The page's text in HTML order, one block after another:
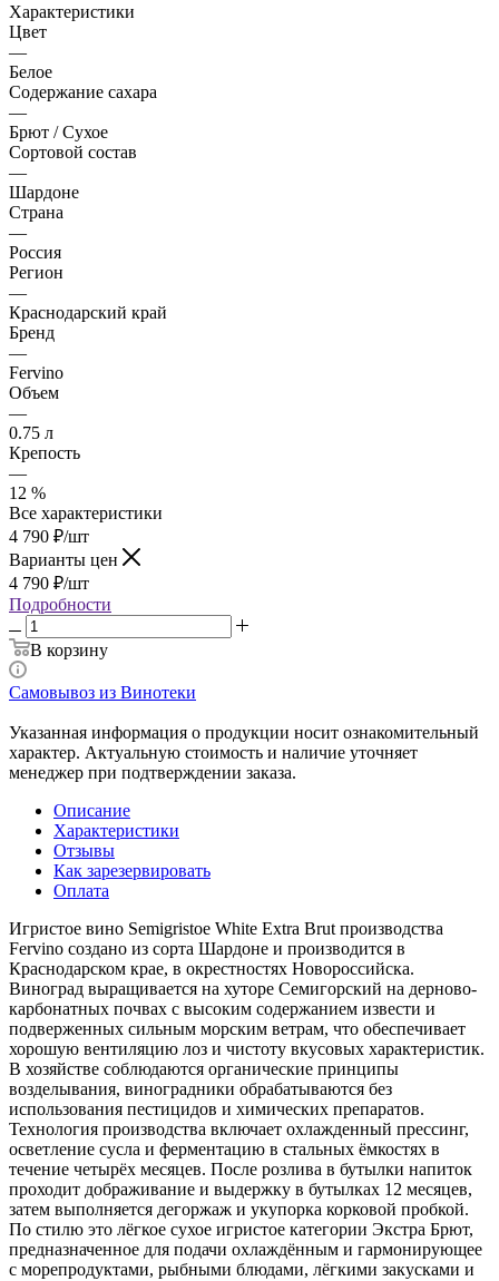
Характеристики
Цвет
—
Белое
Содержание сахара
—
Брют / Сухое
Сортовой состав
—
Шардоне
Страна
—
Россия
Регион
—
Краснодарский край
Бренд
—
Fervino
Объем
—
0.75 л
Крепость
—
12 %
Все характеристики
4 790 ₽/шт
Варианты цен
4 790 ₽/шт
Подробности
В корзину
Самовывоз из Винотеки
Указанная информация о продукции носит ознакомительный
характер. Актуальную стоимость и наличие уточняет
менеджер при подтверждении заказа.
Описание
Характеристики
Отзывы
Как зарезервировать
Оплата
Игристое вино Semigristoe White Extra Brut производства
Fervino создано из сорта Шардоне и производится в
Краснодарском крае, в окрестностях Новороссийска.
Виноград выращивается на хуторе Семигорский на дерново-
карбонатных почвах с высоким содержанием извести и
подверженных сильным морским ветрам, что обеспечивает
хорошую вентиляцию лоз и чистоту вкусовых характеристик.
В хозяйстве соблюдаются органические принципы
возделывания, виноградники обрабатываются без
использования пестицидов и химических препаратов.
Технология производства включает охлажденный прессинг,
осветление сусла и ферментацию в стальных ёмкостях в
течение четырёх месяцев. После розлива в бутылки напиток
проходит дображивание и выдержку в бутылках 12 месяцев,
затем выполняется дегоржаж и укупорка корковой пробкой.
По стилю это лёгкое сухое игристое категории Экстра Брют,
предназначенное для подачи охлаждённым и гармонирующее
с морепродуктами, рыбными блюдами, лёгкими закусками и